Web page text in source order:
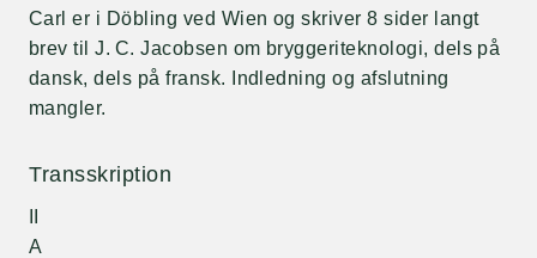
Carl er i Döbling ved Wien og skriver 8 sider langt
brev til J. C. Jacobsen om bryggeriteknologi, dels på
dansk, dels på fransk. Indledning og afslutning
mangler.
Transskription
A